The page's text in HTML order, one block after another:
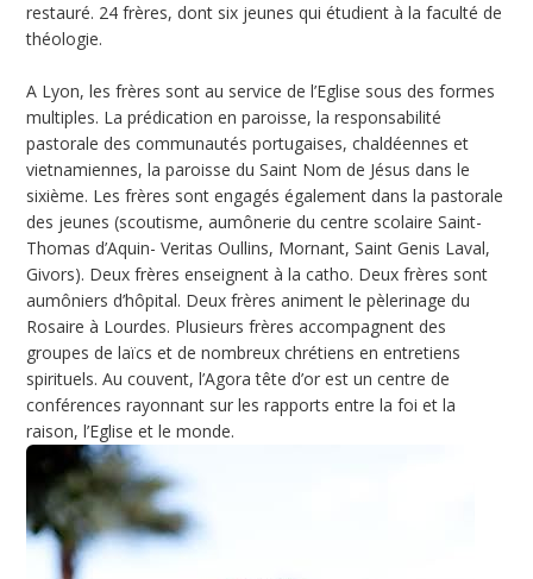
restauré. 24 frères, dont six jeunes qui étudient à la faculté de
théologie.
A Lyon, les frères sont au service de l’Eglise sous des formes
multiples. La prédication en paroisse, la responsabilité
pastorale des communautés portugaises, chaldéennes et
vietnamiennes, la paroisse du Saint Nom de Jésus dans le
sixième. Les frères sont engagés également dans la pastorale
des jeunes (scoutisme, aumônerie du centre scolaire Saint-
Thomas d’Aquin- Veritas Oullins, Mornant, Saint Genis Laval,
Givors). Deux frères enseignent à la catho. Deux frères sont
aumôniers d’hôpital. Deux frères animent le pèlerinage du
Rosaire à Lourdes. Plusieurs frères accompagnent des
groupes de laïcs et de nombreux chrétiens en entretiens
spirituels. Au couvent, l’Agora tête d’or est un centre de
conférences rayonnant sur les rapports entre la foi et la
raison, l’Eglise et le monde.